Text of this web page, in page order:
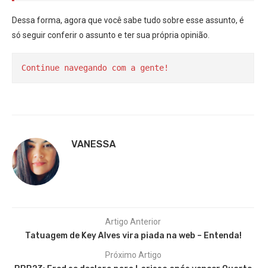
Dessa forma, agora que você sabe tudo sobre esse assunto, é
só seguir conferir o assunto e ter sua própria opinião.
Continue navegando com a gente!
VANESSA
Artigo Anterior
Tatuagem de Key Alves vira piada na web – Entenda!
Próximo Artigo